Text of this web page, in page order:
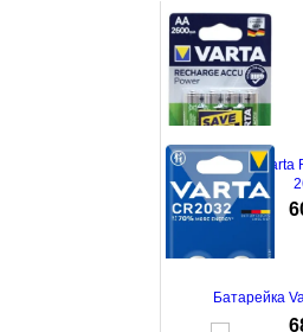
Акумулятор Varta
Батарейка